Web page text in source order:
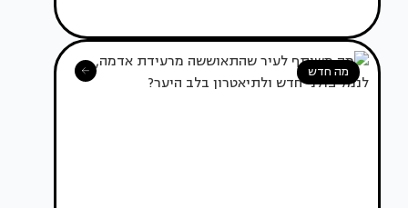
מה חדש